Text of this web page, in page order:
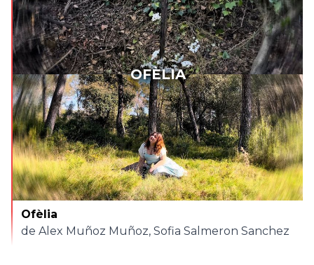
OFÈLIA
Ofèlia
de Alex Muñoz Muñoz, Sofia Salmeron Sanchez